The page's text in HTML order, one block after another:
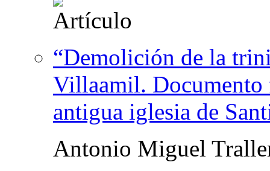
“Demolición de la
Villaamil. Documento
antigua iglesia de
Antonio Miguel